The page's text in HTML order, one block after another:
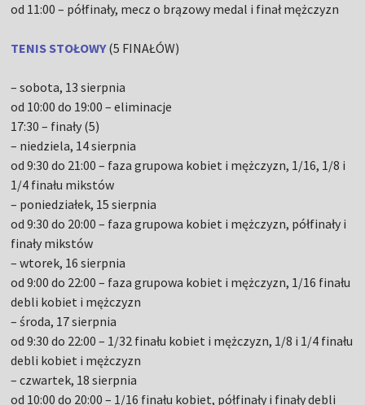
od 11:00 – półfinały, mecz o brązowy medal i finał mężczyzn
TENIS STOŁOWY(5 FINAŁÓW)
– sobota, 13 sierpnia
od 10:00 do 19:00 – eliminacje
17:30 – finały (5)
– niedziela, 14 sierpnia
od 9:30 do 21:00 – faza grupowa kobiet i mężczyzn, 1/16, 1/8 i
1/4 finału mikstów
– poniedziałek, 15 sierpnia
od 9:30 do 20:00 – faza grupowa kobiet i mężczyzn, półfinały i
finały mikstów
– wtorek, 16 sierpnia
od 9:00 do 22:00 – faza grupowa kobiet i mężczyzn, 1/16 finału
debli kobiet i mężczyzn
– środa, 17 sierpnia
od 9:30 do 22:00 – 1/32 finału kobiet i mężczyzn, 1/8 i 1/4 finału
debli kobiet i mężczyzn
– czwartek, 18 sierpnia
od 10:00 do 20:00 – 1/16 finału kobiet, półfinały i finały debli